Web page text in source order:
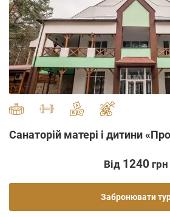
Санаторій матері і дитини
Від 1240 грн
Забронювати